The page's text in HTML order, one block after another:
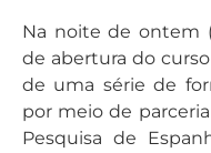
Na noite de ontem
de abertura do
de uma série de
por meio de
Pesquisa de